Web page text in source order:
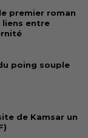
premier roman
liens entre
poing souple
de Kamsar un